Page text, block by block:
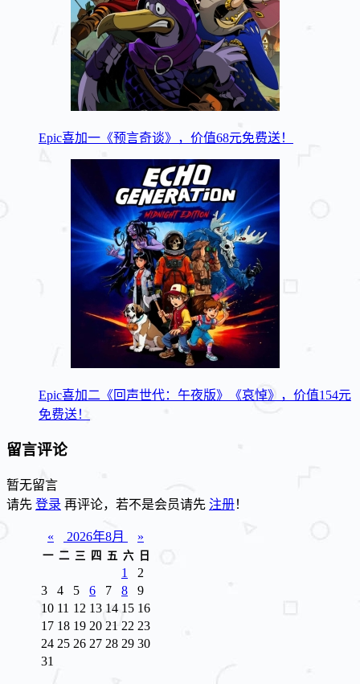
Epic喜加一《预言奇谈》，价值68元免费送！
Epic喜加二《回声世代：午夜版》《哀悼》，价值154元
免费送！
留言评论
暂无留言
请先 登录 再评论，若不是会员请先 注册！
« 2026年8月 »
一 二 三 四 五 六 日
1
2
3
4 5 6 7 8
9
10 11 12 13 14 15 16
17 18 19 20 21 22 23
24 25 26 27 28 29 30
31